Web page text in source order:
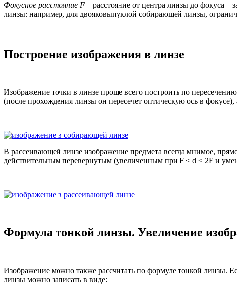
Фокусное расстояние F – расстояние от центра линзы до фокуса –
линзы: например, для двояковыпуклой собирающей линзы,
Построение изображения в линзе
Изображение точки в линзе проще всего построить по
(после прохождения линзы он пересечет оптическую ось в
В рассеивающей линзе изображение предмета всегда мнимое,
действительным перевернутым (увеличенным при F < d < 2F и
Формула тонкой линзы. Увеличение
Изображение можно также рассчитать по формуле тонкой линзы.
линзы можно записать в виде: